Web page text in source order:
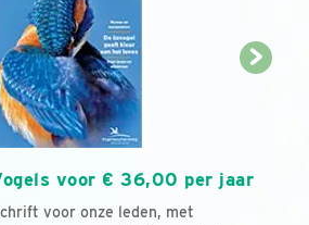
voor € 36,00 per jaar
voor onze leden, met